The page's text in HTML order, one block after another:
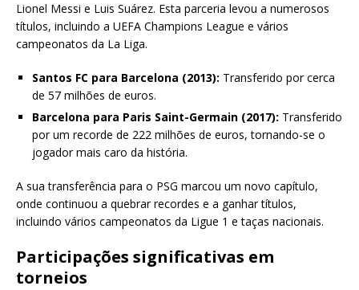
Lionel Messi e Luis Suárez. Esta parceria levou a numerosos
títulos, incluindo a UEFA Champions League e vários
campeonatos da La Liga.
Santos FC para Barcelona (2013): Transferido por cerca
de 57 milhões de euros.
Barcelona para Paris Saint-Germain (2017): Transferido
por um recorde de 222 milhões de euros, tornando-se o
jogador mais caro da história.
A sua transferência para o PSG marcou um novo capítulo,
onde continuou a quebrar recordes e a ganhar títulos,
incluindo vários campeonatos da Ligue 1 e taças nacionais.
Participações significativas em
torneios